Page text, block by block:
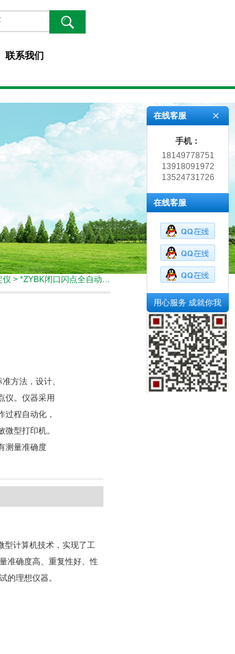
联系我们
仪 > *ZYBK闭口闪点全自动测定仪
方法，设计、
仪。仪器采用
过程自动化，
型打印机。
测量准确度
型计算机技术，实现了工
准确度高、重复性好、性
的理想仪器。
在线客服
手机：
18149778751
13918091972
13524731726
在线客服
用心服务 成就你我